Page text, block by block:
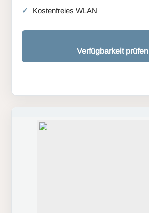
Kostenfreies WLAN
Verfügbarkeit prüfen